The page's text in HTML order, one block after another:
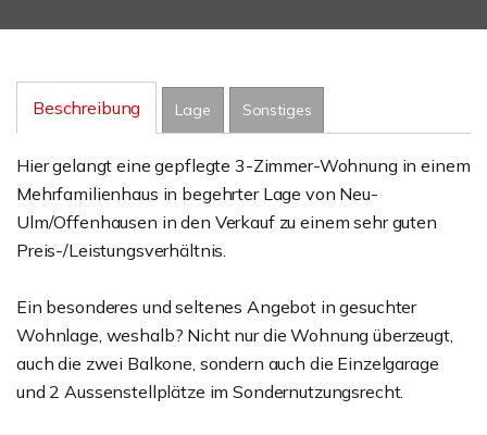
Beschreibung Lage Sonstiges
Hier gelangt eine gepflegte 3-Zimmer-Wohnung in einem
Mehrfamilienhaus in begehrter Lage von Neu-
Ulm/Offenhausen in den Verkauf zu einem sehr guten
Preis-/Leistungsverhältnis.
Ein besonderes und seltenes Angebot in gesuchter
Wohnlage, weshalb? Nicht nur die Wohnung überzeugt,
auch die zwei Balkone, sondern auch die Einzelgarage
und 2 Aussenstellplätze im Sondernutzungsrecht.